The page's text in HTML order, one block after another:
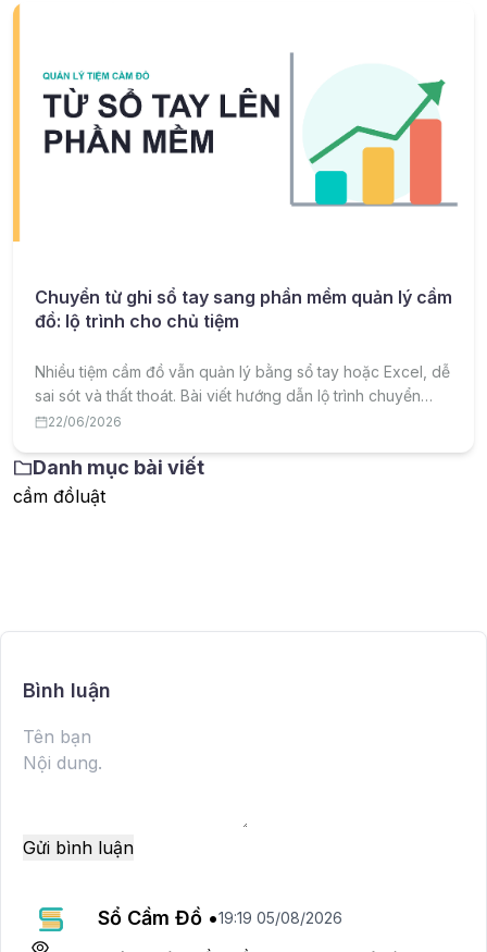
Chuyển từ ghi sổ tay sang phần mềm quản lý cầm
đồ: lộ trình cho chủ tiệm
Nhiều tiệm cầm đồ vẫn quản lý bằng sổ tay hoặc Excel, dễ
sai sót và thất thoát. Bài viết hướng dẫn lộ trình chuyển
sang phần mềm quản lý cầm đồ một cách hiệu quả, ít rủi
22/06/2026
Danh mục bài viết
cầm đồluật
Bình luận
Gửi bình luận
Sổ Cầm Đồ •19:19 05/08/2026